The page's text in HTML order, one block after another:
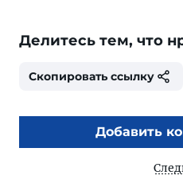
Делитесь тем, что
Скопировать ссылку
Добавить